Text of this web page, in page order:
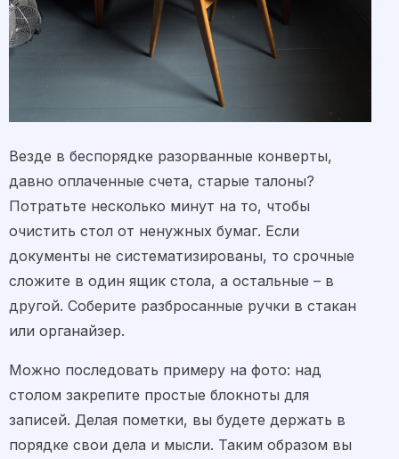
Везде в беспорядке разорванные конверты,
давно оплаченные счета, старые талоны?
Потратьте несколько минут на то, чтобы
очистить стол от ненужных бумаг. Если
документы не систематизированы, то срочные
сложите в один ящик стола, а остальные – в
другой. Соберите разбросанные ручки в стакан
или органайзер.
Можно последовать примеру на фото: над
столом закрепите простые блокноты для
записей. Делая пометки, вы будете держать в
порядке свои дела и мысли. Таким образом вы